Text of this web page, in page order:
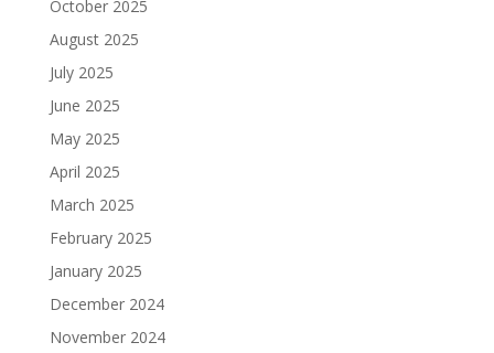
October 2025
August 2025
July 2025
June 2025
May 2025
April 2025
March 2025
February 2025
January 2025
December 2024
November 2024